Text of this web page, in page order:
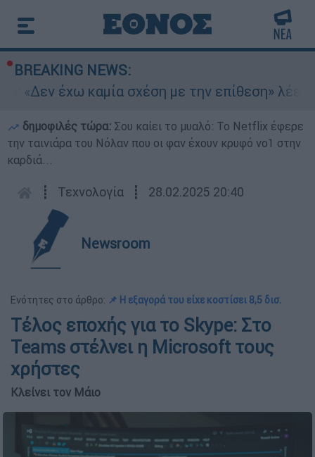
BREAKING NEWS:
«Δεν έχω καμία σχέση με την επίθεση» λέει
δημοφιλές τώρα: Σου καίει το μυαλό: Το Netflix έφερε
την ταινιάρα του Νόλαν που οι φαν έχουν κρυφό νο1 στην
καρδιά...
┋ Τεχνολογία ┋ 28.02.2025 20:40
Newsroom
Ενότητες στο άρθρο: 📌 Η εξαγορά του είχε κοστίσει 8,5 δισ.
Τέλος εποχής για το Skype: Στο
Teams στέλνει η Microsoft τους
χρήστες
Κλείνει τον Μάιο